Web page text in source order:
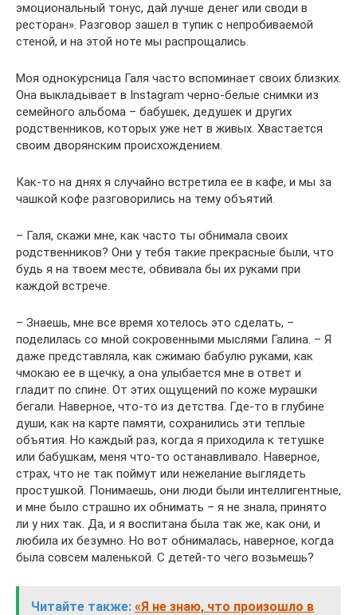
эмоциональный тонус, дай лучше денег или своди в
ресторан». Разговор зашел в тупик с непробиваемой
стеной, и на этой ноте мы распрощались.
Моя однокурсница Галя часто вспоминает своих близких.
Она выкладывает в Instagram черно-белые снимки из
семейного альбома – бабушек, дедушек и других
родственников, которых уже нет в живых. Хвастается
своим дворянским происхождением.
Как-то на днях я случайно встретила ее в кафе, и мы за
чашкой кофе разговорились на тему объятий.
– Галя, скажи мне, как часто ты обнимала своих
родственников? Они у тебя такие прекрасные были, что
будь я на твоем месте, обвивала бы их руками при
каждой встрече.
– Знаешь, мне все время хотелось это сделать, –
поделилась со мной сокровенными мыслями Галина. – Я
даже представляла, как сжимаю бабулю руками, как
чмокаю ее в щечку, а она улыбается мне в ответ и
гладит по спине. От этих ощущений по коже мурашки
бегали. Наверное, что-то из детства. Где-то в глубине
души, как на карте памяти, сохранились эти теплые
объятия. Но каждый раз, когда я приходила к тетушке
или бабушкам, меня что-то останавливало. Наверное,
страх, что не так поймут или нежелание выглядеть
простушкой. Понимаешь, они люди были интеллигентные,
и мне было страшно их обнимать – я не знала, принято
ли у них так. Да, и я воспитана была так же, как они, и
любила их безумно. Но вот обнималась, наверное, когда
была совсем маленькой. С детей-то чего возьмешь?
Читайте также: «Я не знаю, что произошло в